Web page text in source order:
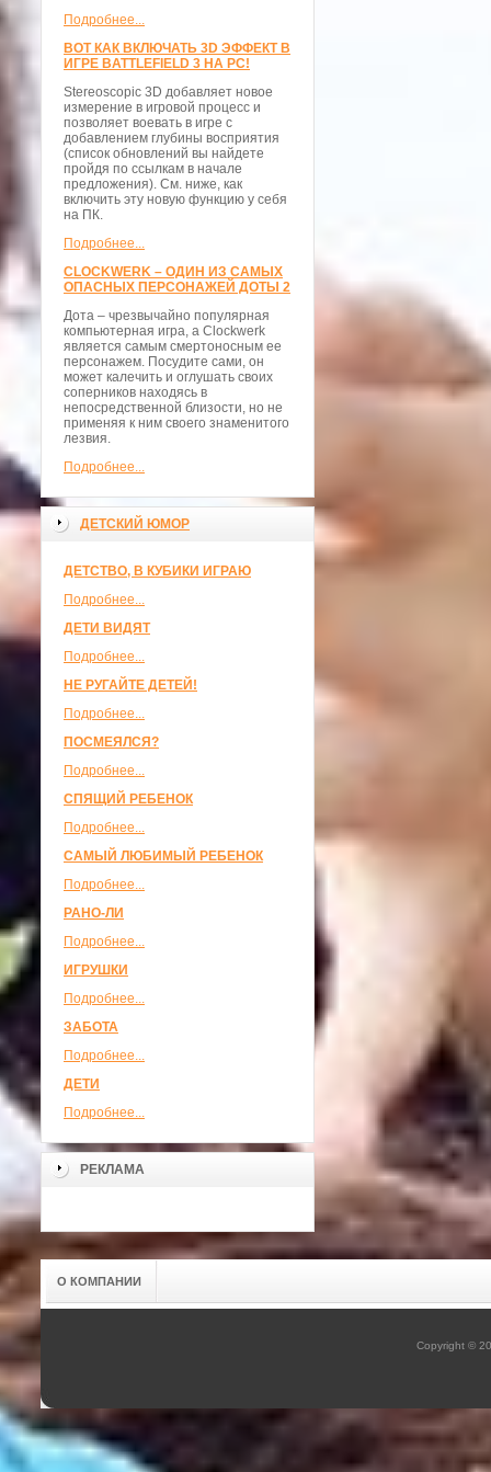
Подробнее...
ВОТ КАК ВКЛЮЧАТЬ 3D ЭФФЕКТ В
ИГРЕ BATTLEFIELD 3 НА PC!
Stereoscopic 3D добавляет новое
измерение в игровой процесс и
позволяет воевать в игре с
добавлением глубины восприятия
(список обновлений вы найдете
пройдя по ссылкам в начале
предложения). См. ниже, как
включить эту новую функцию у себя
на ПК.
Подробнее...
CLOCKWERK – ОДИН ИЗ САМЫХ
ОПАСНЫХ ПЕРСОНАЖЕЙ ДОТЫ 2
Дота – чрезвычайно популярная
компьютерная игра, а Clockwerk
является самым смертоносным ее
персонажем. Посудите сами, он
может калечить и оглушать своих
соперников находясь в
непосредственной близости, но не
применяя к ним своего знаменитого
лезвия.
Подробнее...
ДЕТСКИЙ ЮМОР
ДЕТСТВО, В КУБИКИ ИГРАЮ
Подробнее...
ДЕТИ ВИДЯТ
Подробнее...
НЕ РУГАЙТЕ ДЕТЕЙ!
Подробнее...
ПОСМЕЯЛСЯ?
Подробнее...
СПЯЩИЙ РЕБЕНОК
Подробнее...
САМЫЙ ЛЮБИМЫЙ РЕБЕНОК
Подробнее...
РАНО-ЛИ
Подробнее...
ИГРУШКИ
Подробнее...
ЗАБОТА
Подробнее...
ДЕТИ
Подробнее...
РЕКЛАМА
О КОМПАНИИ
Copyright ©